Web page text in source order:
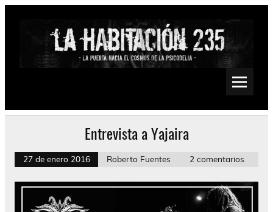
Saltar
Psychedelic, Stoner, Doom, Sludge, Fuzz, Space, Drone
Entrevista a Yajaira
27 de enero 2016 Roberto Fuentes 2 comentarios